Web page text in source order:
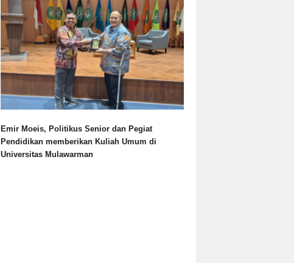
Emir Moeis, Politikus Senior dan Pegiat
Pendidikan memberikan Kuliah Umum di
Universitas Mulawarman